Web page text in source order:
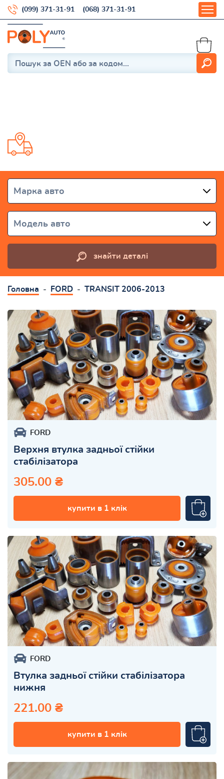
(099) 371-31-91 (068) 371-31-91
Марка авто
Модель авто
знайти деталі
Головна FORD TRANSIT 2006-2013
FORD
Верхня втулка задньої стійки
стабілізатора
305.00 ₴
купити в 1 клік
FORD
Втулка задньої стійки стабілізатора
нижня
221.00 ₴
купити в 1 клік